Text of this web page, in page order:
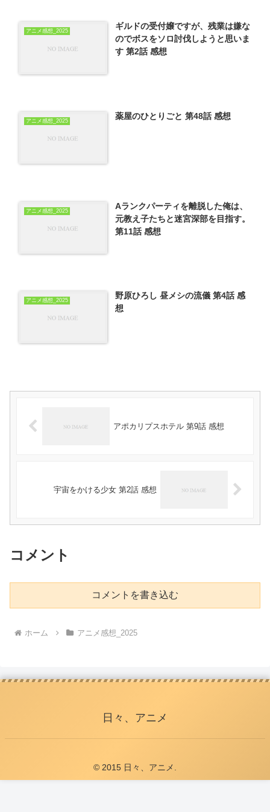
アニメ感想_2025
ギルドの受付嬢ですが、残業は嫌な
のでボスをソロ討伐しようと思いま
す 第2話 感想
アニメ感想_2025 薬屋のひとりごと 第48話 感想
アニメ感想_2025
Aランクパーティを離脱した俺は、
元教え子たちと迷宮深部を目指す。
第11話 感想
アニメ感想_2025
野原ひろし 昼メシの流儀 第4話 感
想
アポカリプスホテル 第9話 感想
宇宙をかける少女 第2話 感想
コメント
コメントを書き込む
ホーム アニメ感想_2025
日々、アニメ
© 2015 日々、アニメ.